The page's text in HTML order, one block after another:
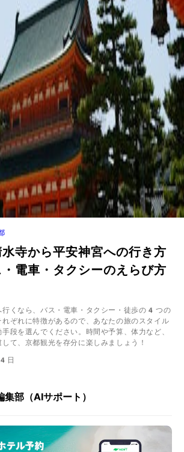
水寺から平安神宮への行き方
電車・タクシーのえらび方
行くなら、バス・電車・タクシー・徒歩の4つの
ぞれに特徴があるので、あなたの旅のスタイル
段を選んでください。時間や予算、体力など、
て、京都観光を存分に楽しみましょう！
部（AIサポート）